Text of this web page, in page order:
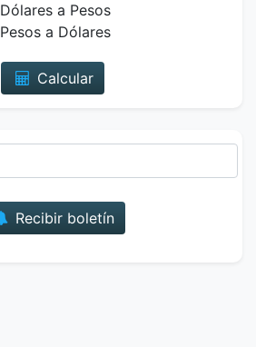
Dólares a Pesos
Pesos a Dólares
Calcular
Recibir boletín